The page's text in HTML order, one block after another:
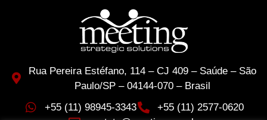
Rua Pereira Estéfano, 114 – CJ 409 – Saúde – São
Paulo/SP – 04144-070 – Brasil
+55 (11) 98945-3343
+55 (11) 2577-0620